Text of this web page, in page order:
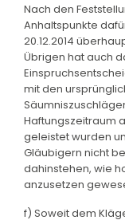
Nach den
Anhaltspunkte
20.12.2014
Übrigen hat auch
mit den
Haftungszeitraum
geleistet wurden
Gläubigern nicht
dahinstehen, wie
anzusetzen
f) Soweit dem